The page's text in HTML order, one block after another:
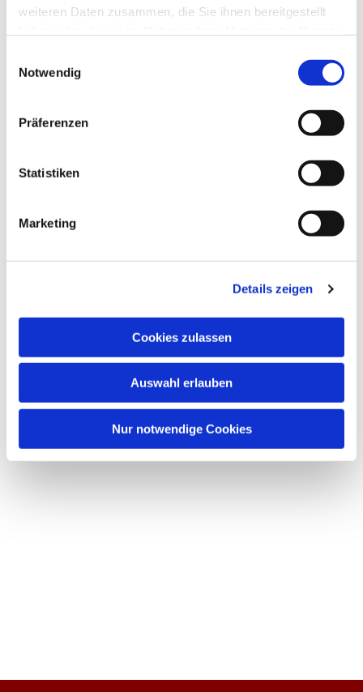
weiteren Daten zusammen, die Sie ihnen bereitgestellt
Notwendig
Präferenzen
Statistiken
Marketing
Details zeigen
Cookies zulassen
Auswahl erlauben
Nur notwendige Cookies